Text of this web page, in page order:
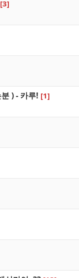
[3]
) - 카루! [1]